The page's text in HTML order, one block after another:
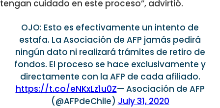
tengan cuidado en este proceso”, advirtió.
OJO: Esto es efectivamente un intento de
estafa. La Asociación de AFP jamás pedirá
ningún dato ni realizará trámites de retiro de
fondos. El proceso se hace exclusivamente y
directamente con la AFP de cada afiliado.
https://t.co/eNKxLz1u0Z— Asociación de AFP
(@AFPdeChile) July 31, 2020